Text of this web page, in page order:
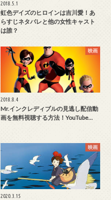
2018.5.1
虹色デイズのヒロインは吉川愛！あ
らすじネタバレと他の女性キャスト
は誰？
映画
2018.8.4
Mr.インクレディブルの見逃し配信動
画を無料視聴する方法！YouTube…
映画
2020.3.15